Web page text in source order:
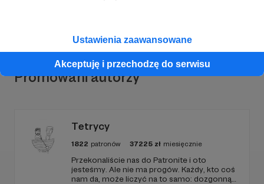
Ustawienia zaawansowane
Akceptuję i przechodzę do serwisu
Promowani autorzy
Tetrycy
1822 patronów 37225 zł miesięcznie
Przekonaliście nas do Patronite i oto
jesteśmy. Ale nie ma progów. Każdy, kto coś
nam da, może liczyć na to samo: dozgonną